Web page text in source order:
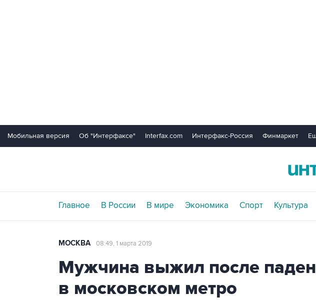
Мобильная версия Об "Интерфаксе" Interfax.com Интерфакс-Россия Финмаркет
Главное В России В мире Экономика Спорт Культура
МОСКВА 08:49, 1 марта 2019
Мужчина выжил после
в московском метро